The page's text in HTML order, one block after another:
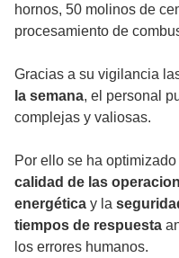
hornos, 50 molinos de
procesamiento de
Gracias a su vigilancia
la semana, el personal
complejas y valiosas.
Por ello se ha optimizado
calidad de las
energética y la
tiempos de respuesta
los errores humanos.